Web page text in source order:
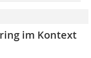
im Kontext